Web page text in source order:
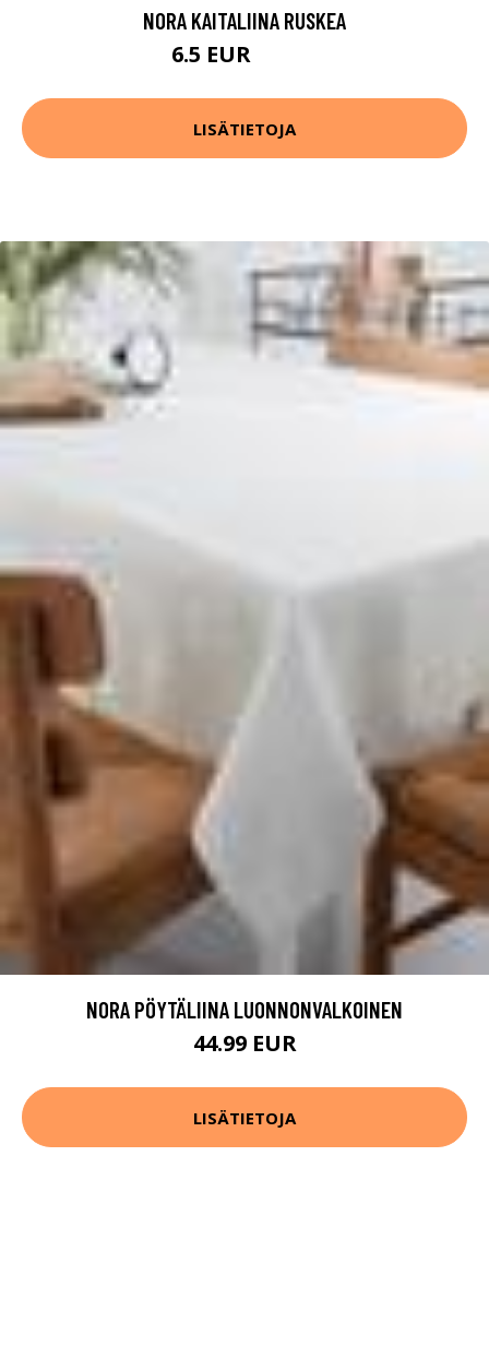
NORA KAITALIINA RUSKEA
6.5 EUR
LISÄTIETOJA
NORA PÖYTÄLIINA LUONNONVALKOINEN
44.99 EUR
LISÄTIETOJA